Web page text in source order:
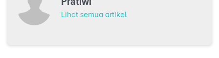
Lihat semua artikel